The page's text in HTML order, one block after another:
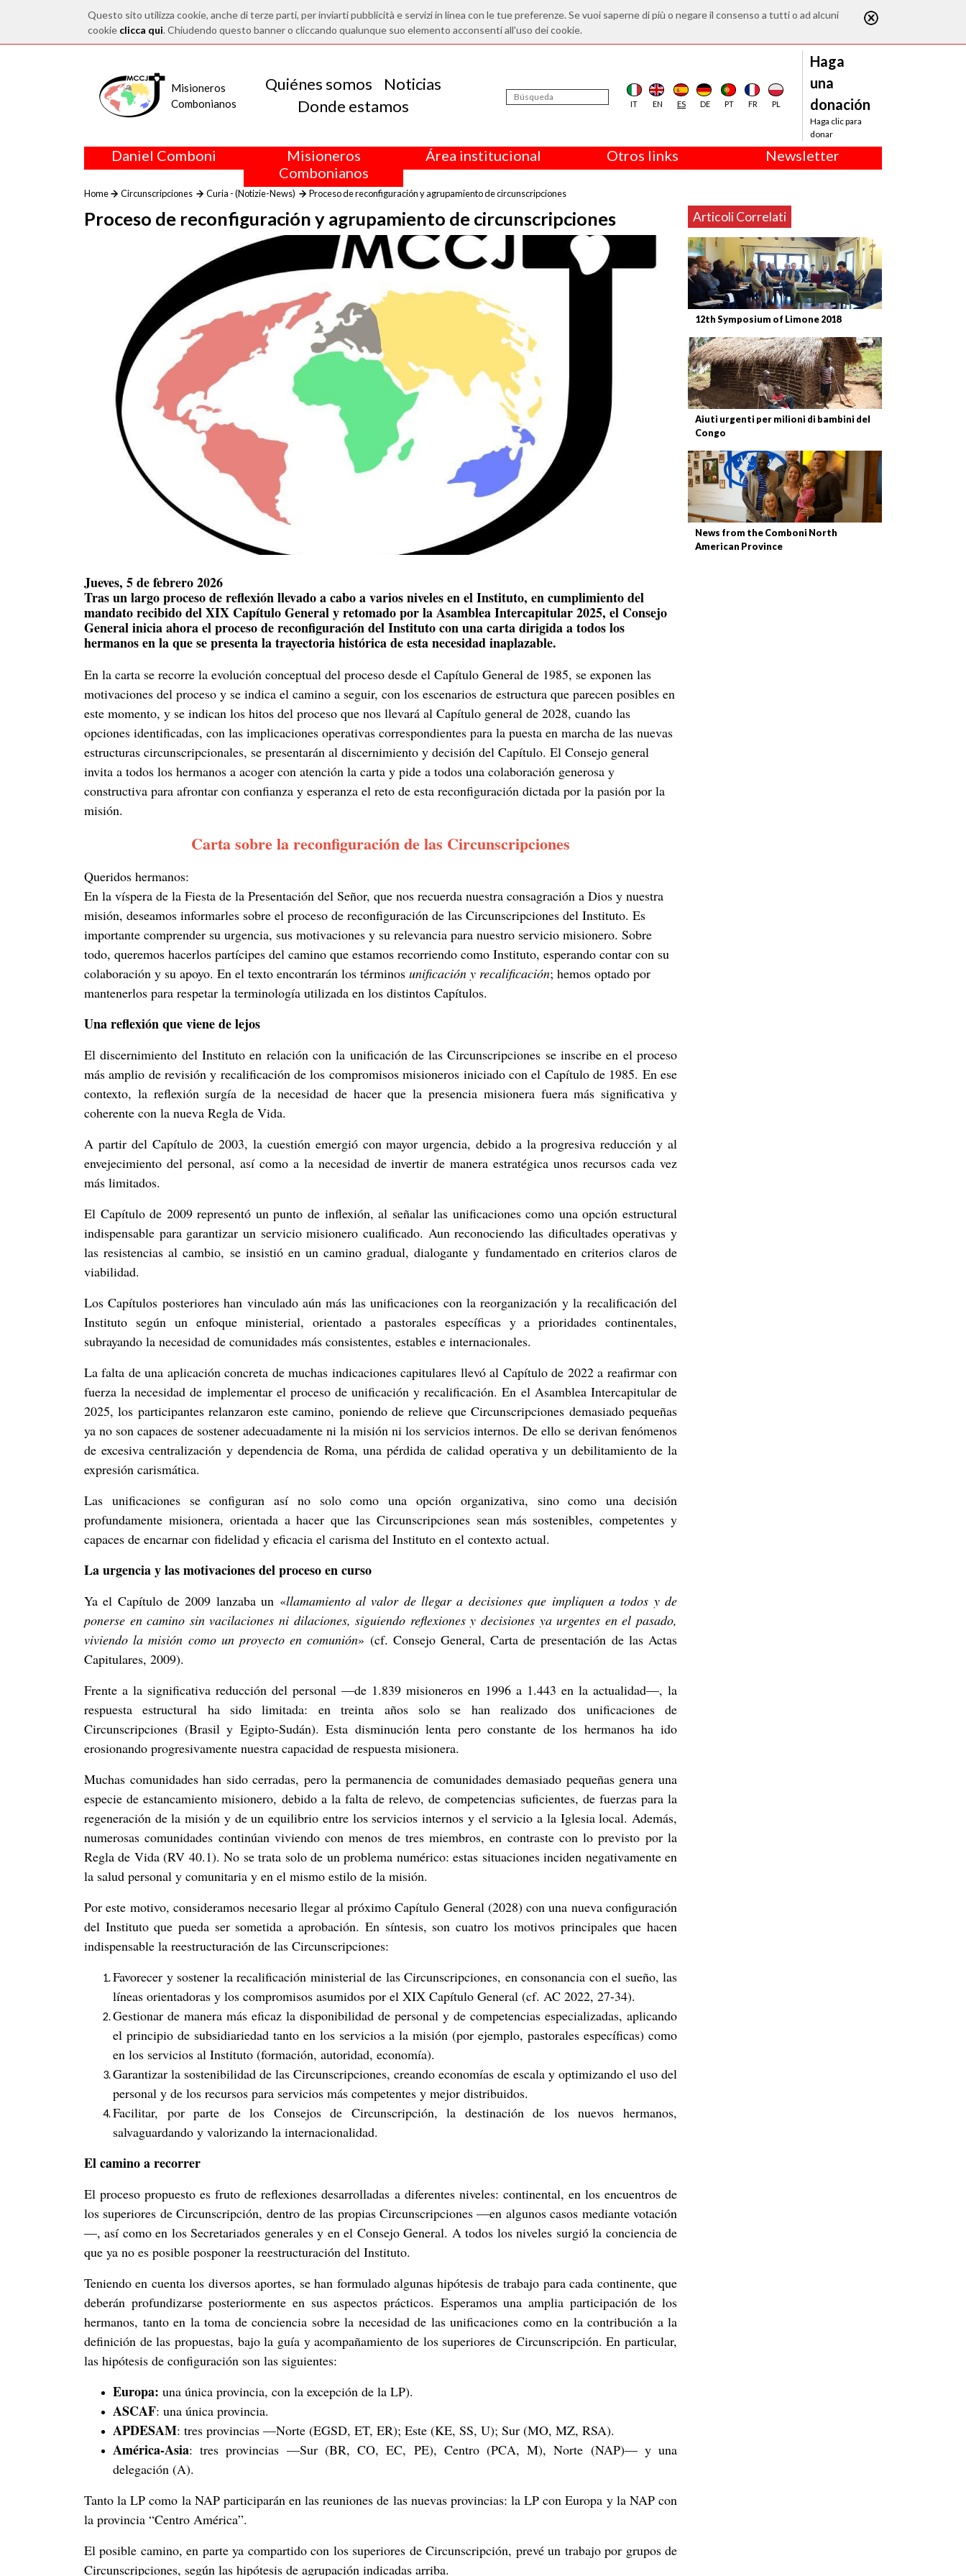
Questo sito utilizza cookie, anche di terze parti, per inviarti pubblicità e servizi in linea con le tue preferenze. Se vuoi saperne di più o negare il consenso a tutti o ad alcuni
cookie clicca qui. Chiudendo questo banner o cliccando qualunque suo elemento acconsenti all'uso dei cookie.
Misioneros
Combonianos
Quiénes somos
Noticias
Donde estamos
IT EN ES DE PT FR PL
Haga
una
donación
Haga clic para
donar
Daniel Comboni
Misioneros
Combonianos
Área institucional Otros links Newsletter
Home Circunscripciones Curia - (Notizie-News) Proceso de reconfiguración y agrupamiento de circunscripciones
Proceso de reconfiguración y agrupamiento de circunscripciones Articoli Correlati
12th Symposium of Limone 2018
Aiuti urgenti per milioni di bambini del
Congo
News from the Comboni North
American Province
Jueves, 5 de febrero 2026
Tras un largo proceso de reflexión llevado a cabo a varios niveles en el Instituto, en cumplimiento del
mandato recibido del XIX Capítulo General y retomado por la Asamblea Intercapitular 2025, el Consejo
General inicia ahora el proceso de reconfiguración del Instituto con una carta dirigida a todos los
hermanos en la que se presenta la trayectoria histórica de esta necesidad inaplazable.
En la carta se recorre la evolución conceptual del proceso desde el Capítulo General de 1985, se exponen las
motivaciones del proceso y se indica el camino a seguir, con los escenarios de estructura que parecen posibles en
este momento, y se indican los hitos del proceso que nos llevará al Capítulo general de 2028, cuando las
opciones identificadas, con las implicaciones operativas correspondientes para la puesta en marcha de las nuevas
estructuras circunscripcionales, se presentarán al discernimiento y decisión del Capítulo. El Consejo general
invita a todos los hermanos a acoger con atención la carta y pide a todos una colaboración generosa y
constructiva para afrontar con confianza y esperanza el reto de esta reconfiguración dictada por la pasión por la
misión.
Carta sobre la reconfiguración de las Circunscripciones
Queridos hermanos:
En la víspera de la Fiesta de la Presentación del Señor, que nos recuerda nuestra consagración a Dios y nuestra
misión, deseamos informarles sobre el proceso de reconfiguración de las Circunscripciones del Instituto. Es
importante comprender su urgencia, sus motivaciones y su relevancia para nuestro servicio misionero. Sobre
todo, queremos hacerlos partícipes del camino que estamos recorriendo como Instituto, esperando contar con su
colaboración y su apoyo. En el texto encontrarán los términos unificación y recalificación; hemos optado por
mantenerlos para respetar la terminología utilizada en los distintos Capítulos.
Una reflexión que viene de lejos
El discernimiento del Instituto en relación con la unificación de las Circunscripciones se inscribe en el proceso
más amplio de revisión y recalificación de los compromisos misioneros iniciado con el Capítulo de 1985. En ese
contexto, la reflexión surgía de la necesidad de hacer que la presencia misionera fuera más significativa y
coherente con la nueva Regla de Vida.
A partir del Capítulo de 2003, la cuestión emergió con mayor urgencia, debido a la progresiva reducción y al
envejecimiento del personal, así como a la necesidad de invertir de manera estratégica unos recursos cada vez
más limitados.
El Capítulo de 2009 representó un punto de inflexión, al señalar las unificaciones como una opción estructural
indispensable para garantizar un servicio misionero cualificado. Aun reconociendo las dificultades operativas y
las resistencias al cambio, se insistió en un camino gradual, dialogante y fundamentado en criterios claros de
viabilidad.
Los Capítulos posteriores han vinculado aún más las unificaciones con la reorganización y la recalificación del
Instituto según un enfoque ministerial, orientado a pastorales específicas y a prioridades continentales,
subrayando la necesidad de comunidades más consistentes, estables e internacionales.
La falta de una aplicación concreta de muchas indicaciones capitulares llevó al Capítulo de 2022 a reafirmar con
fuerza la necesidad de implementar el proceso de unificación y recalificación. En el Asamblea Intercapitular de
2025, los participantes relanzaron este camino, poniendo de relieve que Circunscripciones demasiado pequeñas
ya no son capaces de sostener adecuadamente ni la misión ni los servicios internos. De ello se derivan fenómenos
de excesiva centralización y dependencia de Roma, una pérdida de calidad operativa y un debilitamiento de la
expresión carismática.
Las unificaciones se configuran así no solo como una opción organizativa, sino como una decisión
profundamente misionera, orientada a hacer que las Circunscripciones sean más sostenibles, competentes y
capaces de encarnar con fidelidad y eficacia el carisma del Instituto en el contexto actual.
La urgencia y las motivaciones del proceso en curso
Ya el Capítulo de 2009 lanzaba un «llamamiento al valor de llegar a decisiones que impliquen a todos y de
ponerse en camino sin vacilaciones ni dilaciones, siguiendo reflexiones y decisiones ya urgentes en el pasado,
viviendo la misión como un proyecto en comunión» (cf. Consejo General, Carta de presentación de las Actas
Capitulares, 2009).
Frente a la significativa reducción del personal —de 1.839 misioneros en 1996 a 1.443 en la actualidad—, la
respuesta estructural ha sido limitada: en treinta años solo se han realizado dos unificaciones de
Circunscripciones (Brasil y Egipto-Sudán). Esta disminución lenta pero constante de los hermanos ha ido
erosionando progresivamente nuestra capacidad de respuesta misionera.
Muchas comunidades han sido cerradas, pero la permanencia de comunidades demasiado pequeñas genera una
especie de estancamiento misionero, debido a la falta de relevo, de competencias suficientes, de fuerzas para la
regeneración de la misión y de un equilibrio entre los servicios internos y el servicio a la Iglesia local. Además,
numerosas comunidades continúan viviendo con menos de tres miembros, en contraste con lo previsto por la
Regla de Vida (RV 40.1). No se trata solo de un problema numérico: estas situaciones inciden negativamente en
la salud personal y comunitaria y en el mismo estilo de la misión.
Por este motivo, consideramos necesario llegar al próximo Capítulo General (2028) con una nueva configuración
del Instituto que pueda ser sometida a aprobación. En síntesis, son cuatro los motivos principales que hacen
indispensable la reestructuración de las Circunscripciones:
Favorecer y sostener la recalificación ministerial de las Circunscripciones, en consonancia con el sueño, las
líneas orientadoras y los compromisos asumidos por el XIX Capítulo General (cf. AC 2022, 27-34).
Gestionar de manera más eficaz la disponibilidad de personal y de competencias especializadas, aplicando
el principio de subsidiariedad tanto en los servicios a la misión (por ejemplo, pastorales específicas) como
en los servicios al Instituto (formación, autoridad, economía).
Garantizar la sostenibilidad de las Circunscripciones, creando economías de escala y optimizando el uso del
personal y de los recursos para servicios más competentes y mejor distribuidos.
Facilitar, por parte de los Consejos de Circunscripción, la destinación de los nuevos hermanos,
salvaguardando y valorizando la internacionalidad.
El camino a recorrer
El proceso propuesto es fruto de reflexiones desarrolladas a diferentes niveles: continental, en los encuentros de
los superiores de Circunscripción, dentro de las propias Circunscripciones —en algunos casos mediante votación
—, así como en los Secretariados generales y en el Consejo General. A todos los niveles surgió la conciencia de
que ya no es posible posponer la reestructuración del Instituto.
Teniendo en cuenta los diversos aportes, se han formulado algunas hipótesis de trabajo para cada continente, que
deberán profundizarse posteriormente en sus aspectos prácticos. Esperamos una amplia participación de los
hermanos, tanto en la toma de conciencia sobre la necesidad de las unificaciones como en la contribución a la
definición de las propuestas, bajo la guía y acompañamiento de los superiores de Circunscripción. En particular,
las hipótesis de configuración son las siguientes:
Europa: una única provincia, con la excepción de la LP).
ASCAF: una única provincia.
APDESAM: tres provincias —Norte (EGSD, ET, ER); Este (KE, SS, U); Sur (MO, MZ, RSA).
América-Asia: tres provincias —Sur (BR, CO, EC, PE), Centro (PCA, M), Norte (NAP)— y una
delegación (A).
Tanto la LP como la NAP participarán en las reuniones de las nuevas provincias: la LP con Europa y la NAP con
la provincia “Centro América”.
El posible camino, en parte ya compartido con los superiores de Circunscripción, prevé un trabajo por grupos de
Circunscripciones, según las hipótesis de agrupación indicadas arriba.